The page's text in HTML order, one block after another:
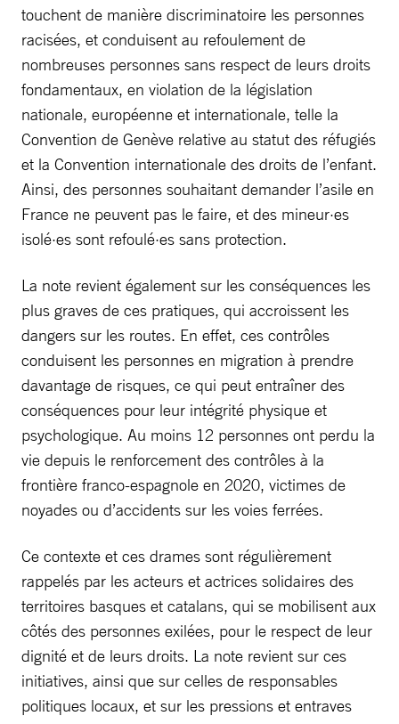
touchent de manière discriminatoire les personnes
racisées, et conduisent au refoulement de
nombreuses personnes sans respect de leurs droits
fondamentaux, en violation de la législation
nationale, européenne et internationale, telle la
Convention de Genève relative au statut des réfugiés
et la Convention internationale des droits de l’enfant.
Ainsi, des personnes souhaitant demander l’asile en
France ne peuvent pas le faire, et des mineur·es
isolé·es sont refoulé·es sans protection.
La note revient également sur les conséquences les
plus graves de ces pratiques, qui accroissent les
dangers sur les routes. En effet, ces contrôles
conduisent les personnes en migration à prendre
davantage de risques, ce qui peut entraîner des
conséquences pour leur intégrité physique et
psychologique. Au moins 12 personnes ont perdu la
vie depuis le renforcement des contrôles à la
frontière franco-espagnole en 2020, victimes de
noyades ou d’accidents sur les voies ferrées.
Ce contexte et ces drames sont régulièrement
rappelés par les acteurs et actrices solidaires des
territoires basques et catalans, qui se mobilisent aux
côtés des personnes exilées, pour le respect de leur
dignité et de leurs droits. La note revient sur ces
initiatives, ainsi que sur celles de responsables
politiques locaux, et sur les pressions et entraves